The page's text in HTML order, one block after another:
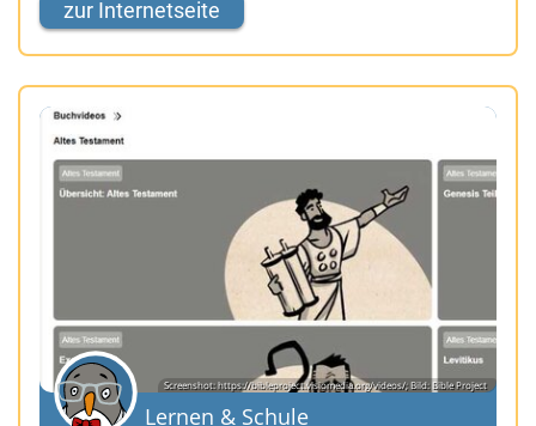
zur Internetseite
Screenshot: https://bibleproject.visiomedia.org/videos/; Bild: Bible Project
Lernen & Schule